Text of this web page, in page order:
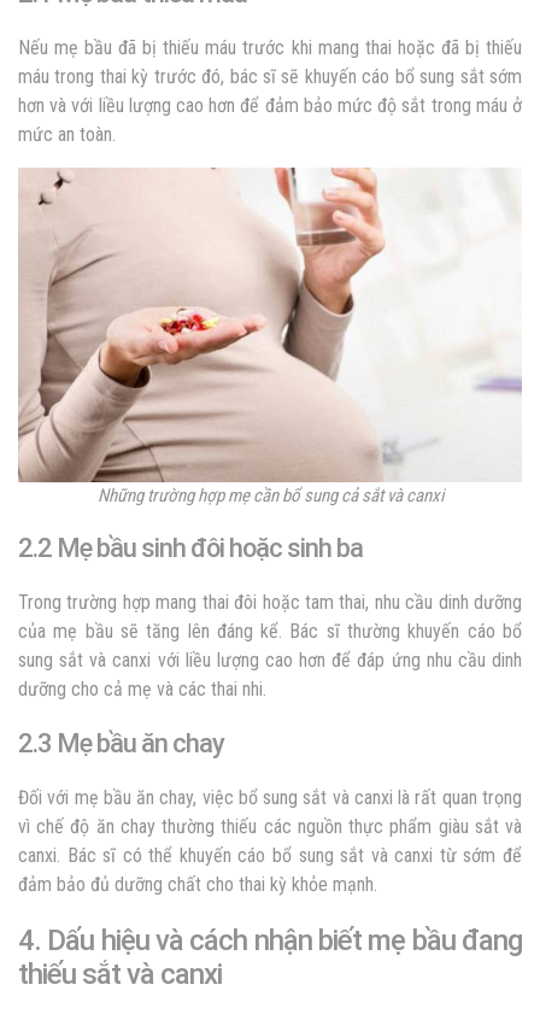
Nếu mẹ bầu đã bị thiếu máu trước khi mang thai hoặc đã bị thiếu
máu trong thai kỳ trước đó, bác sĩ sẽ khuyến cáo bổ sung sắt sớm
hơn và với liều lượng cao hơn để đảm bảo mức độ sắt trong máu ở
mức an toàn.
Những trường hợp mẹ cần bổ sung cả sắt và canxi
2.2 Mẹ bầu sinh đôi hoặc sinh ba
Trong trường hợp mang thai đôi hoặc tam thai, nhu cầu dinh dưỡng
của mẹ bầu sẽ tăng lên đáng kể. Bác sĩ thường khuyến cáo bổ
sung sắt và canxi với liều lượng cao hơn để đáp ứng nhu cầu dinh
dưỡng cho cả mẹ và các thai nhi.
2.3 Mẹ bầu ăn chay
Đối với mẹ bầu ăn chay, việc bổ sung sắt và canxi là rất quan trọng
vì chế độ ăn chay thường thiếu các nguồn thực phẩm giàu sắt và
canxi. Bác sĩ có thể khuyến cáo bổ sung sắt và canxi từ sớm để
đảm bảo đủ dưỡng chất cho thai kỳ khỏe mạnh.
4. Dấu hiệu và cách nhận biết mẹ bầu đang
thiếu sắt và canxi